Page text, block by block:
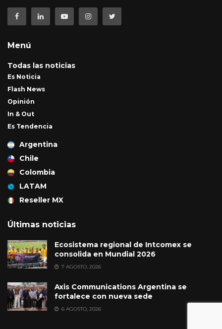
Menú
Todas las noticias
Es Noticia
Flash News
Opinión
In & Out
Es Tendencia
Argentina
Chile
Colombia
LATAM
Reseller MX
Últimas noticias
Ecosistema regional de Intcomex se
consolida en Mundial 2026
7 AGOSTO, 2026
Axis Communications Argentina se
fortalece con nueva sede
6 AGOSTO, 2026